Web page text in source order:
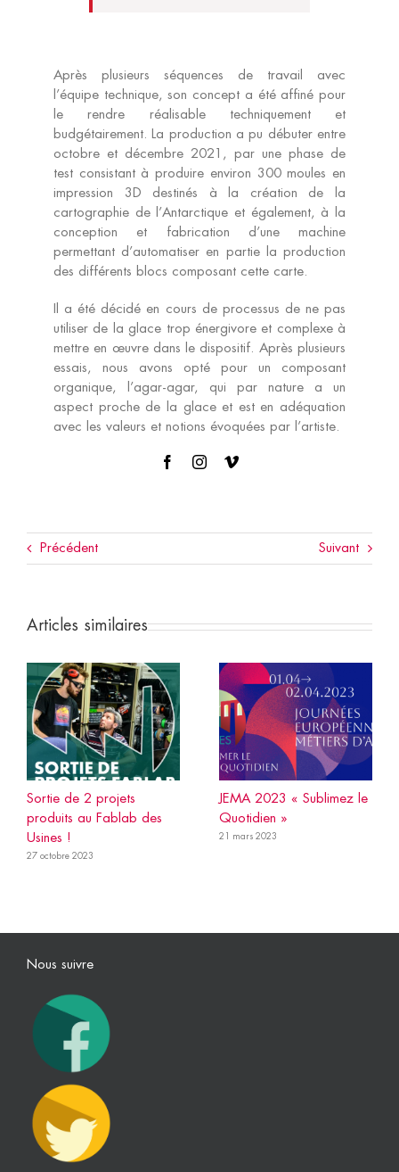
Après plusieurs séquences de travail avec
l’équipe technique, son concept a été affiné pour
le rendre réalisable techniquement et
budgétairement. La production a pu débuter entre
octobre et décembre 2021, par une phase de
test consistant à produire environ 300 moules en
impression 3D destinés à la création de la
cartographie de l’Antarctique et également, à la
conception et fabrication d’une machine
permettant d’automatiser en partie la production
des différents blocs composant cette carte.
Il a été décidé en cours de processus de ne pas
utiliser de la glace trop énergivore et complexe à
mettre en œuvre dans le dispositif. Après plusieurs
essais, nous avons opté pour un composant
organique, l’agar-agar, qui par nature a un
aspect proche de la glace et est en adéquation
avec les valeurs et notions évoquées par l’artiste.
Précédent Suivant
Articles similaires
Sortie de 2 projets
produits au Fablab des
Usines !
27 octobre 2023
JEMA 2023 « Sublimez le
Quotidien »
21 mars 2023
Nous suivre